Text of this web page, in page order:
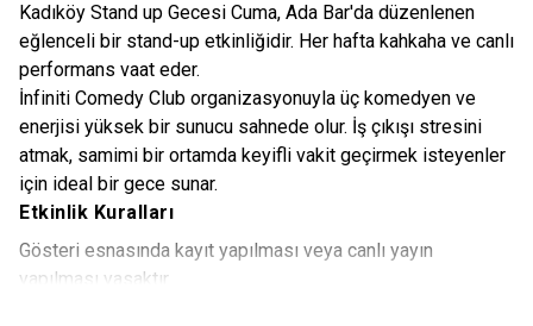
Kadıköy Stand up Gecesi Cuma, Ada Bar'da düzenlenen
eğlenceli bir stand-up etkinliğidir. Her hafta kahkaha ve canlı
performans vaat eder.
İnfiniti Comedy Club organizasyonuyla üç komedyen ve
enerjisi yüksek bir sunucu sahnede olur. İş çıkışı stresini
atmak, samimi bir ortamda keyifli vakit geçirmek isteyenler
için ideal bir gece sunar.
Etkinlik Kuralları
Gösteri esnasında kayıt yapılması veya canlı yayın
yapılması yasaktır.